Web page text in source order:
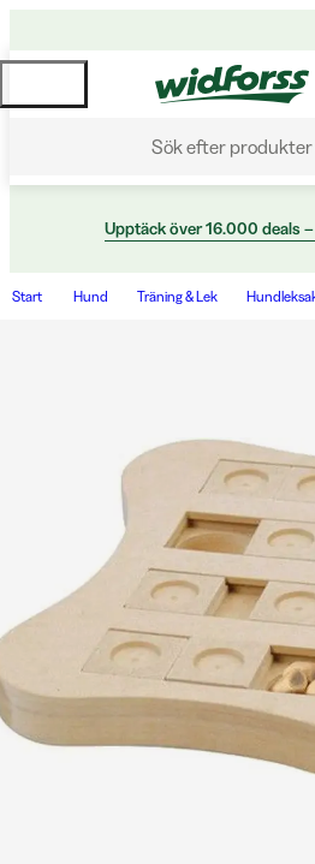
Sök efter
Upptäck över 16.000 deals
Start Hund Träning & Lek